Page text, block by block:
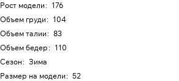
Рост модели: 176
Объем груди: 104
Объем талии: 83
Объем бедер: 110
Сезон: Зима
Размер на модели: 52